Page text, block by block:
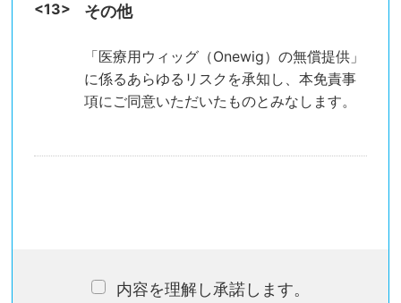
その他
「医療用ウィッグ（Onewig）の無償提供」
に係るあらゆるリスクを承知し、本免責事
項にご同意いただいたものとみなします。
内容を理解し承諾します。